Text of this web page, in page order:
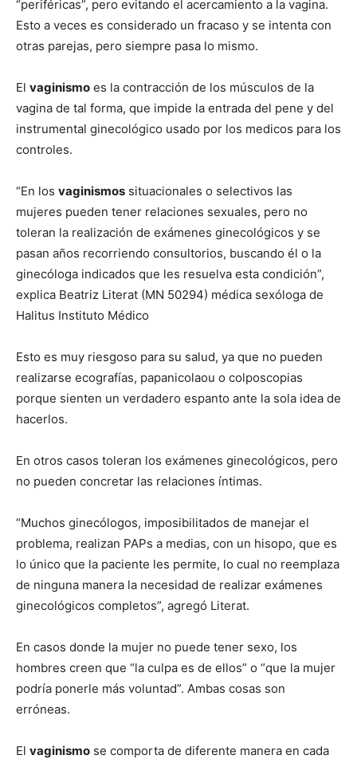
“periféricas”, pero evitando el acercamiento a la vagina.
Esto a veces es considerado un fracaso y se intenta con
otras parejas, pero siempre pasa lo mismo.
El vaginismo es la contracción de los músculos de la
vagina de tal forma, que impide la entrada del pene y del
instrumental ginecológico usado por los medicos para los
controles.
“En los vaginismos situacionales o selectivos las
mujeres pueden tener relaciones sexuales, pero no
toleran la realización de exámenes ginecológicos y se
pasan años recorriendo consultorios, buscando él o la
ginecóloga indicados que les resuelva esta condición”,
explica Beatriz Literat (MN 50294) médica sexóloga de
Halitus Instituto Médico
Esto es muy riesgoso para su salud, ya que no pueden
realizarse ecografías, papanicolaou o colposcopias
porque sienten un verdadero espanto ante la sola idea de
hacerlos.
En otros casos toleran los exámenes ginecológicos, pero
no pueden concretar las relaciones íntimas.
“Muchos ginecólogos, imposibilitados de manejar el
problema, realizan PAPs a medias, con un hisopo, que es
lo único que la paciente les permite, lo cual no reemplaza
de ninguna manera la necesidad de realizar exámenes
ginecológicos completos”, agregó Literat.
En casos donde la mujer no puede tener sexo, los
hombres creen que “la culpa es de ellos” o “que la mujer
podría ponerle más voluntad”. Ambas cosas son
erróneas.
El vaginismo se comporta de diferente manera en cada